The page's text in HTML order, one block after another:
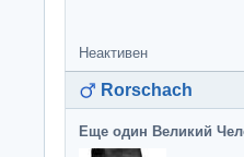
Неактивен
Rorschach
Еще один Великий